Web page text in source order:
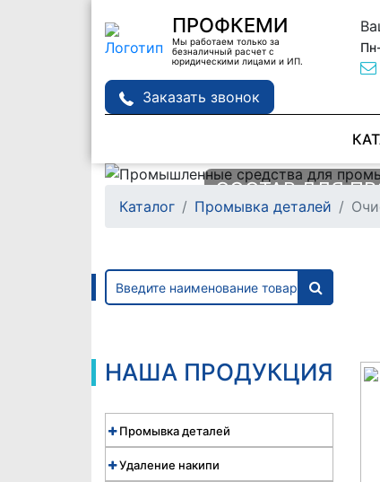
ПРОФКЕМИ
Мы работаем только за
безналичный расчет с
юридическими лицами и ИП.
Заказать звонок
СОСТАВЫ ДЛЯ
СОСТАВ ДЛЯ
ДЕТАЛЕЙ
Каталог Промывка деталей
НАША ПРОДУКЦИЯ
Промывка деталей
Удаление накипи